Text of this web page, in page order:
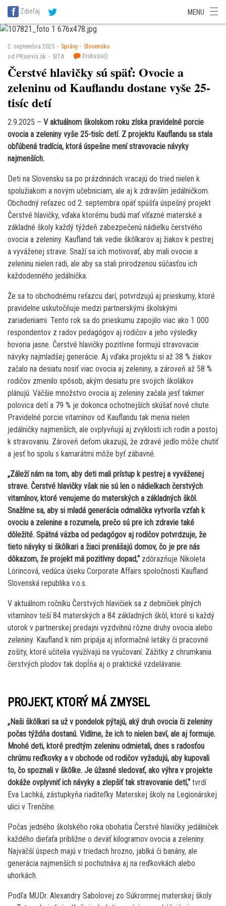
SITA Energetika
SITA Potravinárstvo
Zdieľaj MENU
2. septembra 2025 Správy
Slovensko
od PRservis.sk
SITA Diskusia()
Čerstvé hlavičky sú späť: Ovocie a
zeleninu od Kauflandu dostane vyše 25-
tisíc detí
2.9.2025 – V aktuálnom školskom roku získa pravidelné porcie
ovocia a zeleniny vyše 25-tisíc detí. Z projektu Kauflandu sa stala
obľúbená tradícia, ktorá úspešne mení stravovacie návyky
najmenších.
Deti na Slovensku sa po prázdninách vracajú do tried nielen k
spolužiakom a novým učebniciam, ale aj k zdravším jedálničkom.
Obchodný reťazec od 2. septembra opäť spúšťa úspešný projekt
Čerstvé hlavičky, vďaka ktorému budú mať víťazné materské a
základné školy každý týždeň zabezpečenú nádielku čerstvého
ovocia a zeleniny. Kaufland tak vedie škôlkarov aj žiakov k pestrej
a vyváženej strave. Snaží sa ich motivovať, aby mali ovocie a
zeleninu nielen radi, ale aby sa stali prirodzenou súčasťou ich
každodenného jedálnička.
Že sa to obchodnému reťazcu darí, potvrdzujú aj prieskumy, ktoré
pravidelne uskutočňuje medzi partnerskými školskými
zariadeniami. Tento rok sa do prieskumu zapojilo viac ako 1 000
respondentov z radov pedagógov aj rodičov a jeho výsledky
hovoria jasne. Čerstvé hlavičky pozitívne formujú stravovacie
návyky najmladšej generácie. Aj vďaka projektu si až 38 % žiakov
začalo na desiatu nosiť viac ovocia aj zeleniny, a zároveň až 58 %
rodičov zmenilo spôsob, akým desiatu pre svojich školákov
plánujú. Väčšie množstvo ovocia aj zeleniny začala jesť takmer
polovica detí a 79 % je dokonca ochotnejších skúšať nové chute.
Pravidelné porcie vitamínov od Kauflandu tak menia nielen
jedálničky najmenších, ale ovplyvňujú aj zvyklosti ich rodín a postoj
k stravovaniu. Zároveň deťom ukazujú, že zdravé jedlo môže chutiť
a jesť ho spolu s kamarátmi môže byť zábavné.
„Záleží nám na tom, aby deti mali prístup k pestrej a vyváženej
strave. Čerstvé hlavičky však nie sú len o nádielkach čerstvých
vitamínov, ktoré venujeme do materských a základných škôl.
Snažíme sa, aby si mladá generácia odmalička vytvorila vzťah k
ovociu a zelenine a rozumela, prečo sú pre ich zdravie také
dôležité. Spätná väzba od pedagógov aj rodičov potvrdzuje, že
tieto návyky si škôlkari a žiaci prenášajú domov, čo je pre nás
dôkazom, že projekt má pozitívny dopad,“ zdôrazňuje Nikoleta
Lörincová, vedúca úseku Corporate Affairs spoločnosti Kaufland
Slovenská republika v.o.s.
V aktuálnom ročníku Čerstvých hlavičiek sa z debničiek plných
vitamínov teší 84 materských a 84 základných škôl, ktoré si každý
utorok v partnerskej predajni vyzdvihnú rôzne druhy ovocia alebo
zeleniny. Kaufland k nim pripája aj informačné letáky či pracovné
zošity, ktoré učitelia využívajú na vyučovaní. Zážitky z chrumkania
čerstvých plodov tak dopĺňa aj o praktické vzdelávanie.
PROJEKT, KTORÝ MÁ ZMYSEL
„Naši škôlkari sa už v pondelok pýtajú, aký druh ovocia či zeleniny
počas týždňa dostanú. Vidíme, že ich to nielen baví, ale aj formuje.
Mnohé deti, ktoré predtým zeleninu odmietali, dnes s radosťou
chrúmu reďkovky a v obchode od rodičov vyžadujú, aby kupovali
to, čo spoznali v škôlke. Je úžasné sledovať, ako výhra v projekte
dokáže ovplyvniť ich návyky a zlepšiť tak stravovanie detí,“tvrdí
Eva Lachká, zástupkyňa riaditeľky Materskej školy na Legionárskej
ulici v Trenčíne.
Počas jedného školského roka obohatia Čerstvé hlavičky jedálniček
každého dieťaťa približne o deväť kilogramov ovocia a zeleniny.
Najväčší úspech majú v triedach hrozno, jablká či banány, ale
generácia najmenších si pochutnáva aj na reďkovkách alebo
uhorkách.
Podľa MUDr. Alexandry Sabolovej zo Súkromnej materskej školy